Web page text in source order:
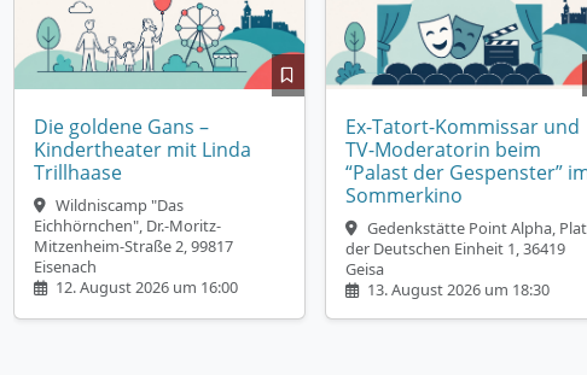
Die goldene Gans –
Kindertheater mit Linda
Trillhaase
Wildniscamp "Das
Eichhörnchen", Dr.-Moritz-
Mitzenheim-Straße 2, 99817
Eisenach
12. August 2026 um 16:00
Ex-Tatort-Kommissar und
TV-Moderatorin beim
“Palast der Gespenster”
Sommerkino
Gedenkstätte Point Alpha,
der Deutschen Einheit 1, 36419
Geisa
13. August 2026 um 18:30